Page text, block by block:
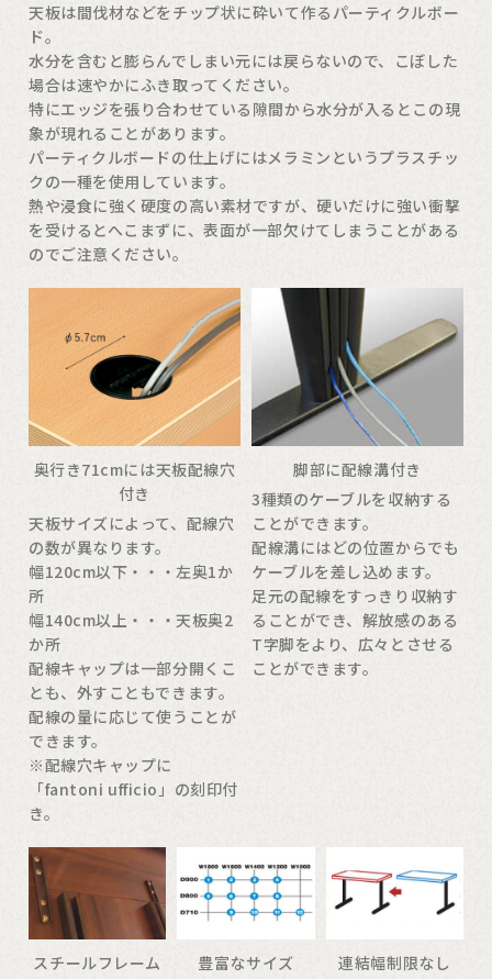
天板は間伐材などをチップ状に砕いて作るパーティクルボー
ド。
水分を含むと膨らんでしまい元には戻らないので、こぼした
場合は速やかにふき取ってください。
特にエッジを張り合わせている隙間から水分が入るとこの現
象が現れることがあります。
パーティクルボードの仕上げにはメラミンというプラスチッ
クの一種を使用しています。
熱や浸食に強く硬度の高い素材ですが、硬いだけに強い衝撃
を受けるとへこまずに、表面が一部欠けてしまうことがある
のでご注意ください。
奥行き71cmには天板配線穴
付き
天板サイズによって、配線穴
の数が異なります。
幅120cm以下・・・左奥1か
所
幅140cm以上・・・天板奥2
か所
配線キャップは一部分開くこ
とも、外すこともできます。
配線の量に応じて使うことが
できます。
※配線穴キャップに
「fantoni ufficio」の刻印付
き。
脚部に配線溝付き
3種類のケーブルを収納する
ことができます。
配線溝にはどの位置からでも
ケーブルを差し込めます。
足元の配線をすっきり収納す
ることができ、解放感のある
T字脚をより、広々とさせる
ことができます。
スチールフレーム
豊富なサイズ
連結幅制限なし